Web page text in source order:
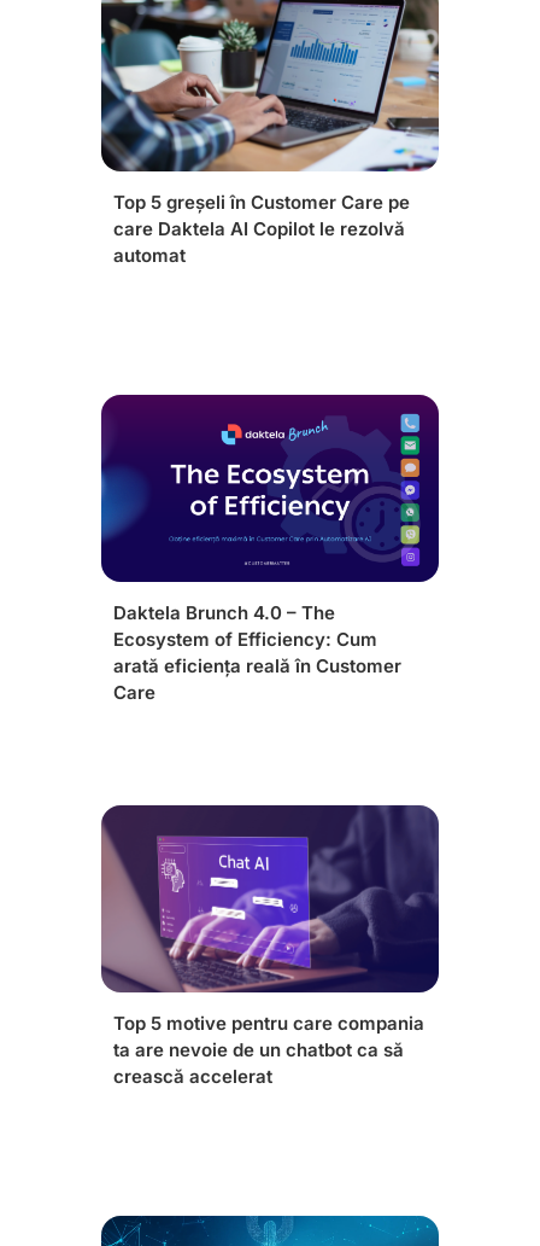
Top 5 greșeli în Customer Care pe
care Daktela AI Copilot le rezolvă
automat
Daktela Brunch 4.0 – The
Ecosystem of Efficiency: Cum
arată eficiența reală în Customer
Care
Top 5 motive pentru care compania
ta are nevoie de un chatbot ca să
crească accelerat